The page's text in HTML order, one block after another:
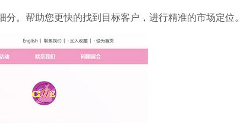
。帮助您更快的找到目标客户，进行精准的市场定位。